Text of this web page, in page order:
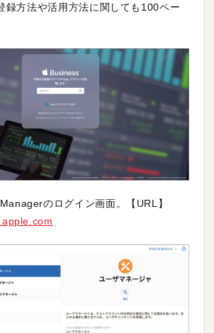
録方法や活用方法に関しても100ペー
のログイン画面。【URL】